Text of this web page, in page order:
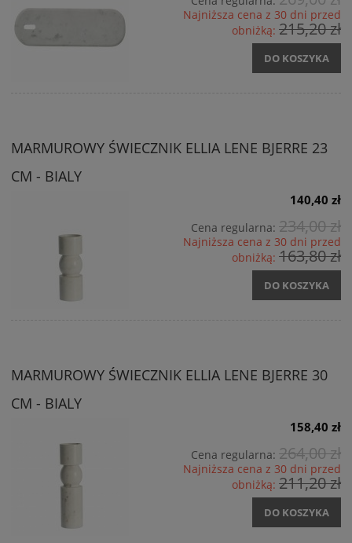
Najniższa cena z 30 dni przed
obniżką: 215,20 zł
DO KOSZYKA
MARMUROWY ŚWIECZNIK ELLIA LENE BJERRE 23
CM - BIALY
140,40 zł
Cena regularna: 234,00 zł
Najniższa cena z 30 dni przed
obniżką: 163,80 zł
DO KOSZYKA
MARMUROWY ŚWIECZNIK ELLIA LENE BJERRE 30
CM - BIALY
158,40 zł
Cena regularna: 264,00 zł
Najniższa cena z 30 dni przed
obniżką: 211,20 zł
DO KOSZYKA